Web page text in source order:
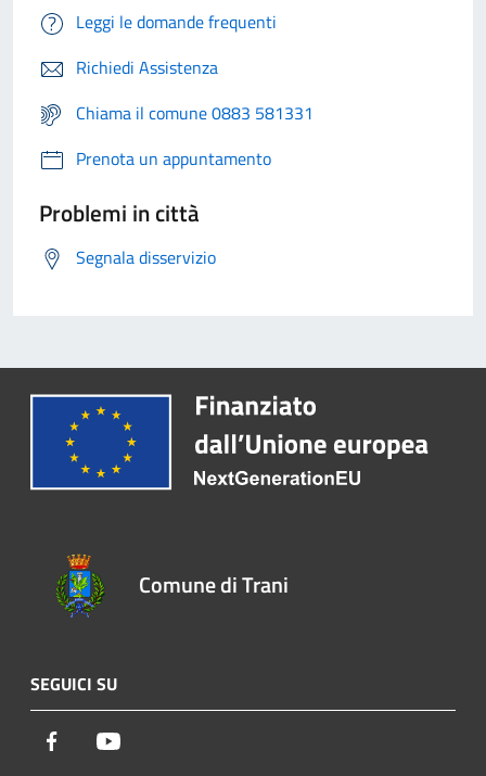
Leggi le domande frequenti
Richiedi Assistenza
Chiama il comune 0883 581331
Prenota un appuntamento
Problemi in città
Segnala disservizio
Comune di Trani
SEGUICI SU
Facebook